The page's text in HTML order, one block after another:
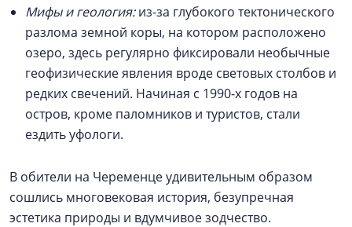
Мифы и геология:из-за глубокого тектонического
разлома земной коры, на котором расположено
озеро, здесь регулярно фиксировали необычные
геофизические явления вроде световых столбов и
редких свечений. Начиная с 1990-х годов на
остров, кроме паломников и туристов, стали
ездить уфологи.
В обители на Череменце удивительным образом
сошлись многовековая история, безупречная
эстетика природы и вдумчивое зодчество.